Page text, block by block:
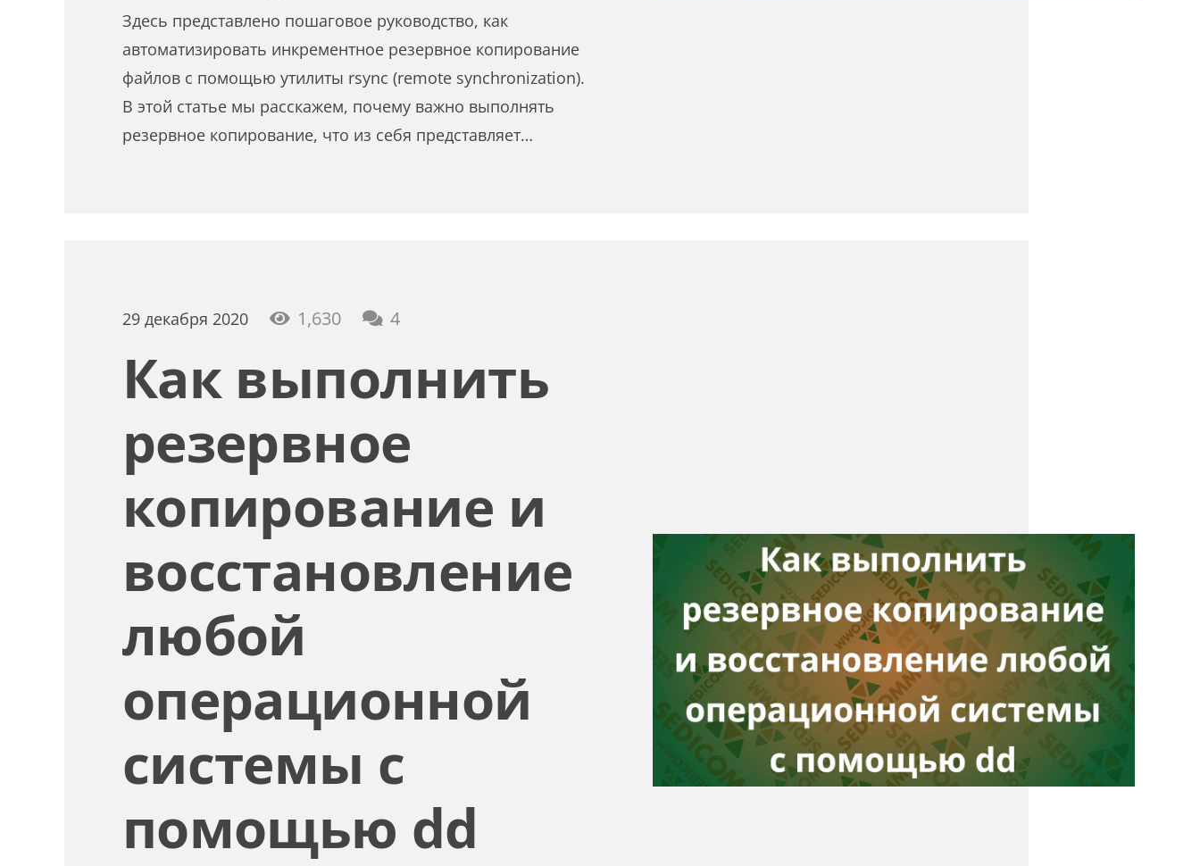
Здесь представлено пошаговое руководство, как
автоматизировать инкрементное резервное копирование
файлов с помощью утилиты rsync (remote synchronization).
В этой статье мы расскажем, почему важно выполнять
резервное копирование, что из себя представляет…
29 декабря 2020 1,630 4комментария
Как выполнить
резервное
копирование и
восстановление
любой
операционной
системы с
помощью dd